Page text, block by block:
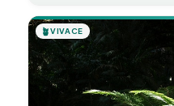
🪴VIVACE